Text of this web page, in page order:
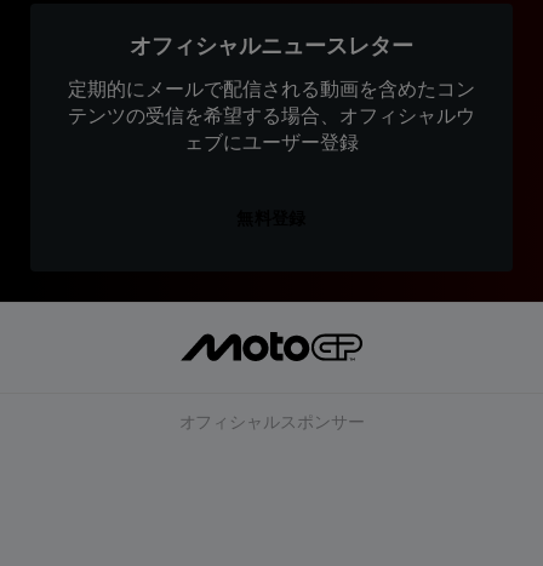
オフィシャルニュースレター
定期的にメールで配信される動画を含めたコン
テンツの受信を希望する場合、オフィシャルウ
ェブにユーザー登録
オフィシャルスポンサー